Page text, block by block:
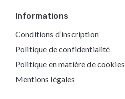
Informations
Conditions d’inscription
Politique de confidentialité
Politique en matière de cookies
Mentions légales